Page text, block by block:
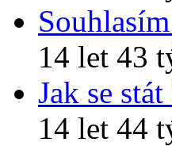
14 let 43
Jak se
14 let 44